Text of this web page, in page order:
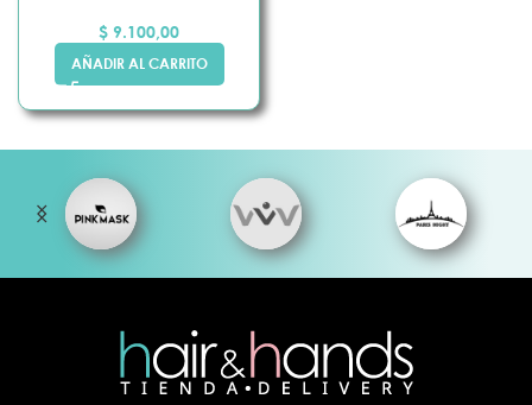
$ 9.100,00
AÑADIR AL CARRITO